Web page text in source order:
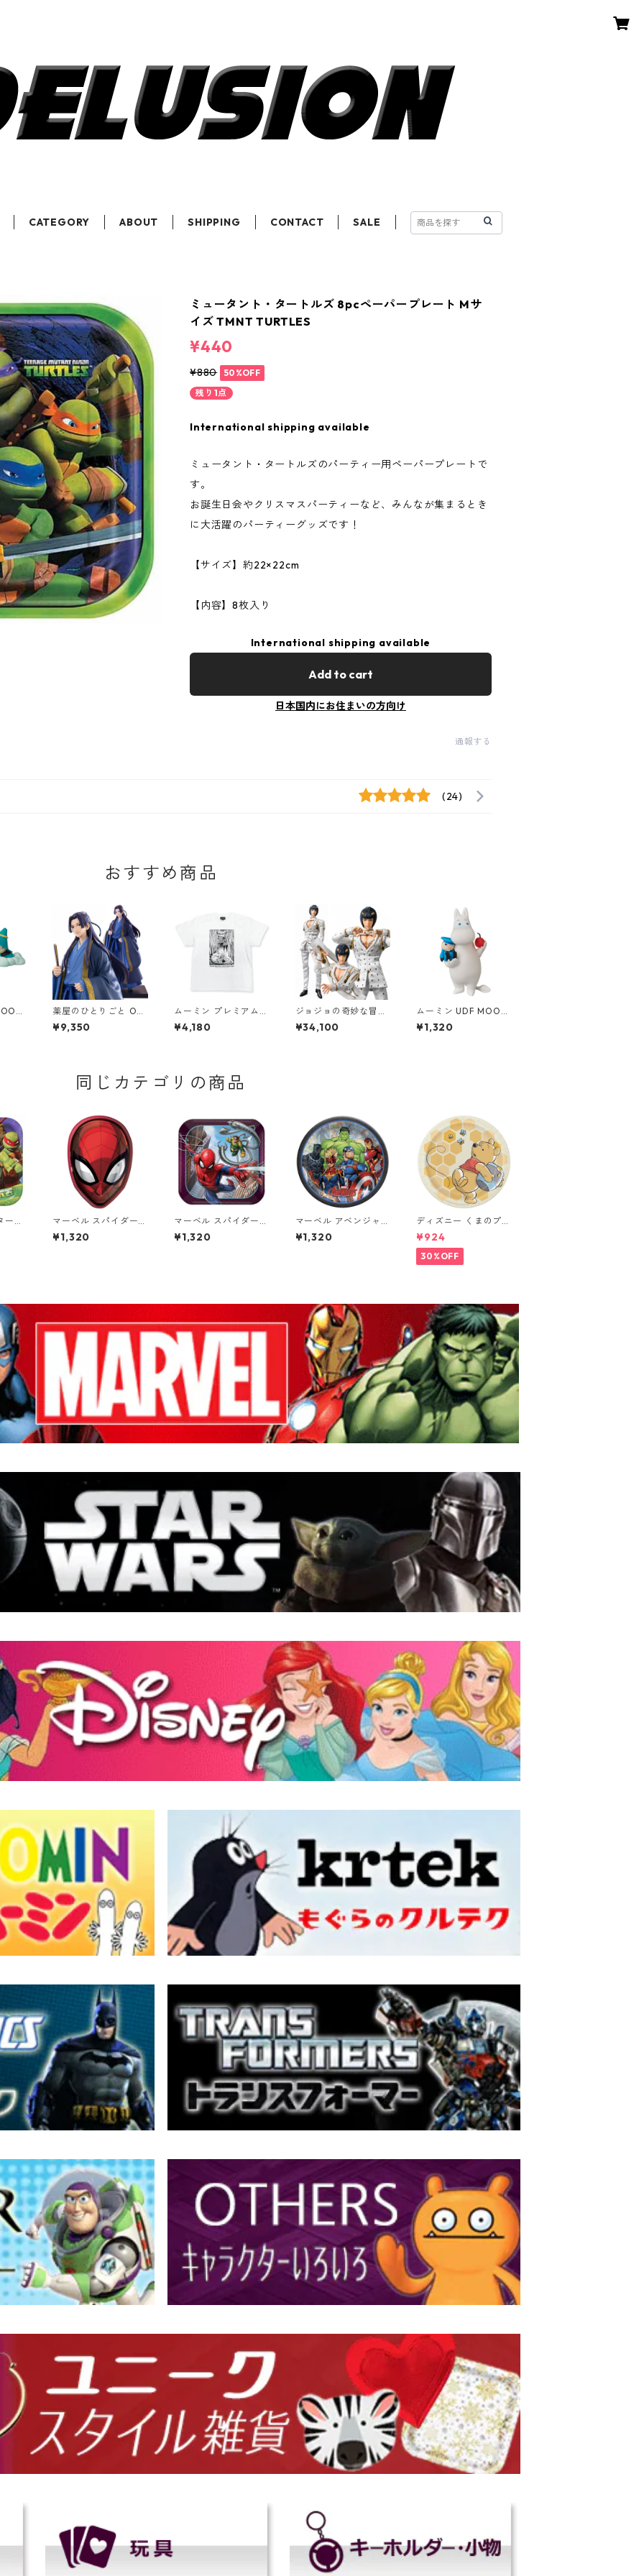
CATEGORY ABOUT SHIPPING CONTACT SALE
ミュータント・タートルズ 8pcペーパープレート Mサ
イズ TMNT TURTLES
¥440
¥880
50%OFF
残り1点
International shipping available
ミュータント・タートルズのパーティー用ペーパープレートで
す。
お誕生日会やクリスマスパーティーなど、みんなが集まるとき
に大活躍のパーティーグッズです！
【サイズ】約22×22cm
【内容】8枚入り
International shipping available
Add to cart
日本国内にお住まいの方向け
通報する
(24)
おすすめ商品
薬屋のひとりごと OSH
I WORKS 壬氏 フィギ
ュア ジンシ 推しワー
¥9,350
ムーミン プレミアムT
シャツ 夏祭り ホワイ
ト スナフキン&リトル
¥4,180
ジョジョの奇妙な冒険
黄金の風 フィグゼロ
1/6 ブローノ・ブチャ
¥34,100
ムーミン UDF MOOMI
N ムーミン&クリップ
ダッス フィギュア
¥1,320
同じカテゴリの商品
ト
マーベル スパイダーマ
ン Face Shaped 8pc
ペーパープレート MA
¥1,320
マーベル スパイダーマ
ン Webbed Wonder 8
pcペーパープレート S
¥1,320
マーベル アベンジャー
ズ Powers Unite 8pc
ペーパープレート Mサ
¥1,320
ディズニー くまのプー
さん 8pcペーパープレ
ート Mサイズ 紙皿 DIS
NEY Pooh
¥924
30%OFF